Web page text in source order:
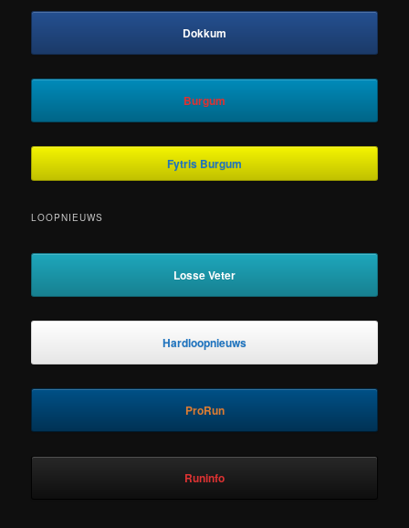
Dokkum
Burgum
Fytris Burgum
LOOPNIEUWS
Losse Veter
Hardloopnieuws
ProRun
Runinfo